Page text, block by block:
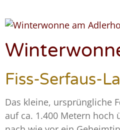
Fiss-Serfaus-
Das kleine, ursprüngliche
auf ca. 1.400 Metern